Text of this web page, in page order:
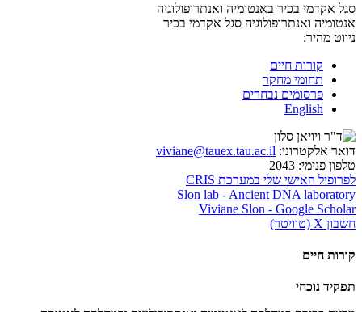
סגל אקדמי בכיר באנטומיה ואנתרופולוגיה
אנטומיה ואנתרופולוגיה סגל אקדמי בכיר
ניווט מהיר:
קורות חיים
תחומי מחקר
פרסומים נבחרים
English
דואר אלקטרוני: viviane@tauex.tau.ac.il
טלפון פנימי:
לפרופיל האישי שלי במערכת CRIS
Slon lab - Ancient DNA laboratory
Viviane Slon - Google Scholar
חשבון X (טוויטר)
קורות חיים
תפקיד נוכחי